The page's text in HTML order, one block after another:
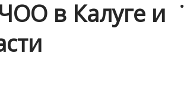
в Калуге и